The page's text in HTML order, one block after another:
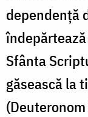
dependență
Sfânta
găsească la